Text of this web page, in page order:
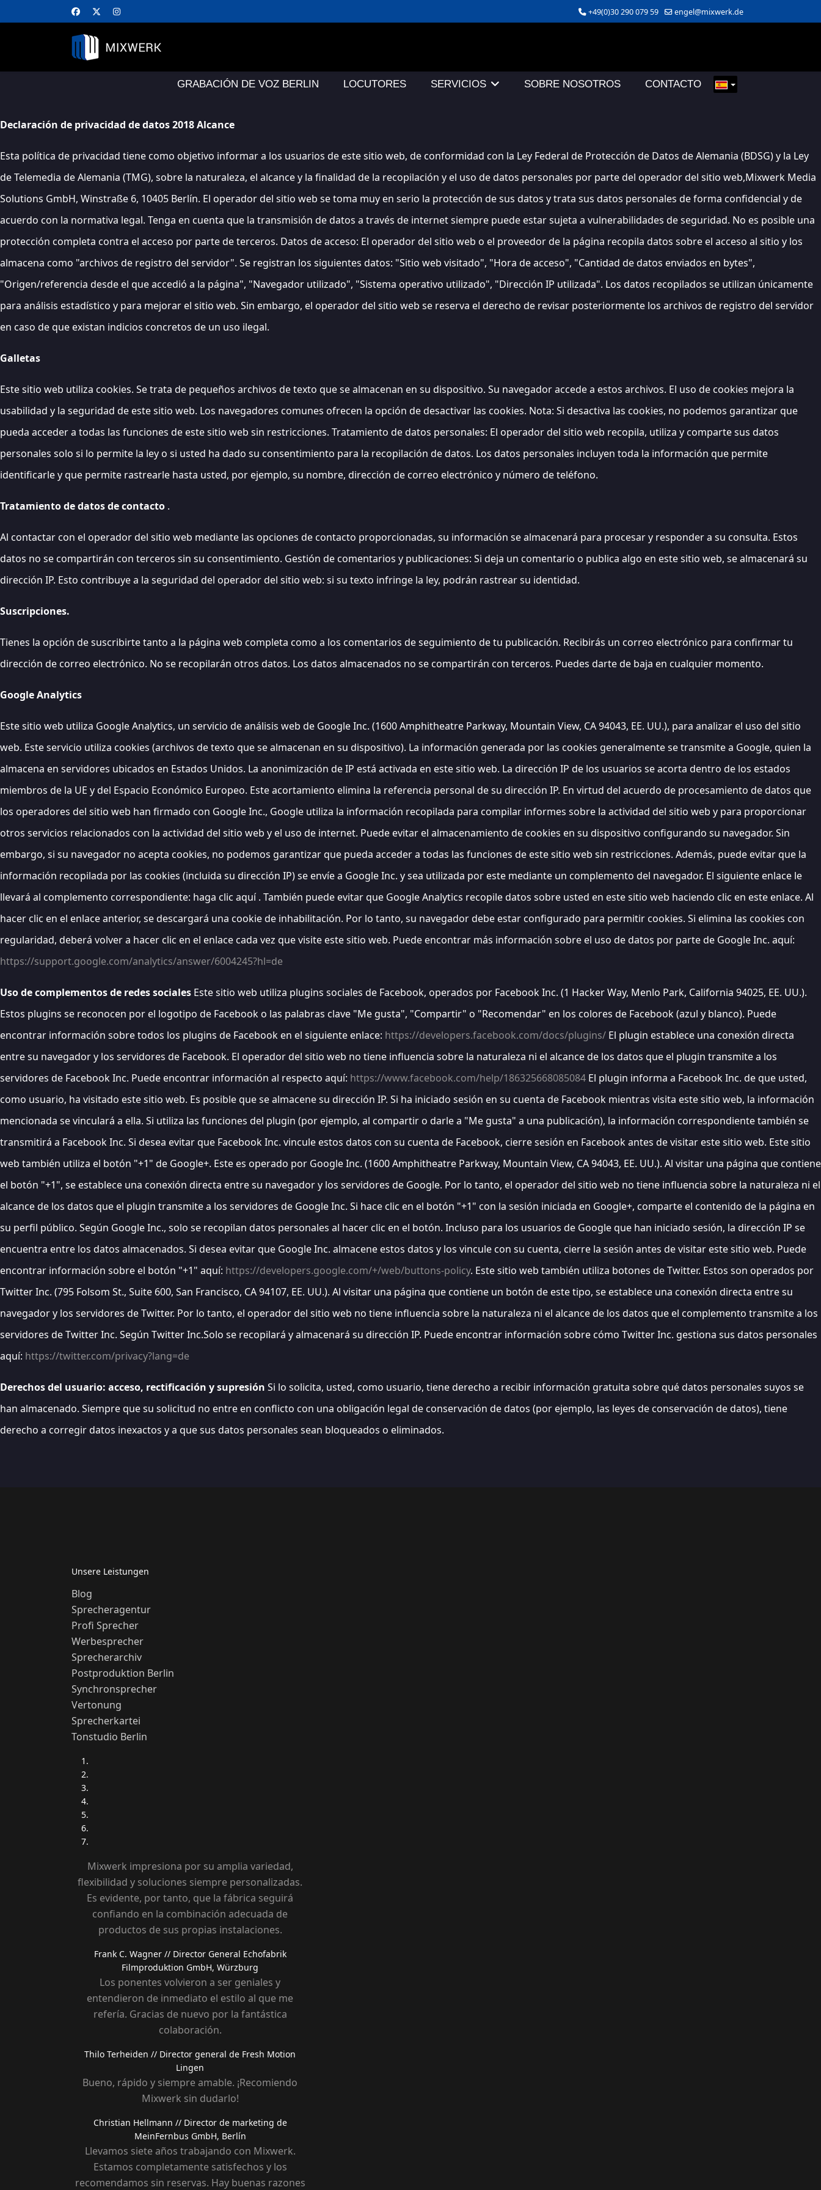
+49(0)30 290 079 59 engel@mixwerk.de
GRABACIÓN DE VOZ BERLIN LOCUTORES SERVICIOS SOBRE NOSOTROS CONTACTO
Declaración de privacidad de datos 2018 Alcance
Esta política de privacidad tiene como objetivo informar a los usuarios de este sitio web, de conformidad con la Ley Federal de Protección de Datos de Alemania (BDSG) y la Ley
de Telemedia de Alemania (TMG), sobre la naturaleza, el alcance y la finalidad de la recopilación y el uso de datos personales por parte del operador del sitio web,Mixwerk Media
Solutions GmbH, Winstraße 6, 10405 Berlín. El operador del sitio web se toma muy en serio la protección de sus datos y trata sus datos personales de forma confidencial y de
acuerdo con la normativa legal. Tenga en cuenta que la transmisión de datos a través de internet siempre puede estar sujeta a vulnerabilidades de seguridad. No es posible una
protección completa contra el acceso por parte de terceros. Datos de acceso: El operador del sitio web o el proveedor de la página recopila datos sobre el acceso al sitio y los
almacena como "archivos de registro del servidor". Se registran los siguientes datos: "Sitio web visitado", "Hora de acceso", "Cantidad de datos enviados en bytes",
"Origen/referencia desde el que accedió a la página", "Navegador utilizado", "Sistema operativo utilizado", "Dirección IP utilizada". Los datos recopilados se utilizan únicamente
para análisis estadístico y para mejorar el sitio web. Sin embargo, el operador del sitio web se reserva el derecho de revisar posteriormente los archivos de registro del servidor
en caso de que existan indicios concretos de un uso ilegal.
Galletas
Este sitio web utiliza cookies. Se trata de pequeños archivos de texto que se almacenan en su dispositivo. Su navegador accede a estos archivos. El uso de cookies mejora la
usabilidad y la seguridad de este sitio web. Los navegadores comunes ofrecen la opción de desactivar las cookies. Nota: Si desactiva las cookies, no podemos garantizar que
pueda acceder a todas las funciones de este sitio web sin restricciones. Tratamiento de datos personales: El operador del sitio web recopila, utiliza y comparte sus datos
personales solo si lo permite la ley o si usted ha dado su consentimiento para la recopilación de datos. Los datos personales incluyen toda la información que permite
identificarle y que permite rastrearle hasta usted, por ejemplo, su nombre, dirección de correo electrónico y número de teléfono.
Tratamiento de datos de contacto .
Al contactar con el operador del sitio web mediante las opciones de contacto proporcionadas, su información se almacenará para procesar y responder a su consulta. Estos
datos no se compartirán con terceros sin su consentimiento. Gestión de comentarios y publicaciones: Si deja un comentario o publica algo en este sitio web, se almacenará su
dirección IP. Esto contribuye a la seguridad del operador del sitio web: si su texto infringe la ley, podrán rastrear su identidad.
Suscripciones.
Tienes la opción de suscribirte tanto a la página web completa como a los comentarios de seguimiento de tu publicación. Recibirás un correo electrónico para confirmar tu
dirección de correo electrónico. No se recopilarán otros datos. Los datos almacenados no se compartirán con terceros. Puedes darte de baja en cualquier momento.
Google Analytics
Este sitio web utiliza Google Analytics, un servicio de análisis web de Google Inc. (1600 Amphitheatre Parkway, Mountain View, CA 94043, EE. UU.), para analizar el uso del sitio
web. Este servicio utiliza cookies (archivos de texto que se almacenan en su dispositivo). La información generada por las cookies generalmente se transmite a Google, quien la
almacena en servidores ubicados en Estados Unidos. La anonimización de IP está activada en este sitio web. La dirección IP de los usuarios se acorta dentro de los estados
miembros de la UE y del Espacio Económico Europeo. Este acortamiento elimina la referencia personal de su dirección IP. En virtud del acuerdo de procesamiento de datos que
los operadores del sitio web han firmado con Google Inc., Google utiliza la información recopilada para compilar informes sobre la actividad del sitio web y para proporcionar
otros servicios relacionados con la actividad del sitio web y el uso de internet. Puede evitar el almacenamiento de cookies en su dispositivo configurando su navegador. Sin
embargo, si su navegador no acepta cookies, no podemos garantizar que pueda acceder a todas las funciones de este sitio web sin restricciones. Además, puede evitar que la
información recopilada por las cookies (incluida su dirección IP) se envíe a Google Inc. y sea utilizada por este mediante un complemento del navegador. El siguiente enlace le
llevará al complemento correspondiente: haga clic aquí . También puede evitar que Google Analytics recopile datos sobre usted en este sitio web haciendo clic en este enlace. Al
hacer clic en el enlace anterior, se descargará una cookie de inhabilitación. Por lo tanto, su navegador debe estar configurado para permitir cookies. Si elimina las cookies con
regularidad, deberá volver a hacer clic en el enlace cada vez que visite este sitio web. Puede encontrar más información sobre el uso de datos por parte de Google Inc. aquí:
https://support.google.com/analytics/answer/6004245?hl=de
Uso de complementos de redes sociales Este sitio web utiliza plugins sociales de Facebook, operados por Facebook Inc. (1 Hacker Way, Menlo Park, California 94025, EE. UU.).
Estos plugins se reconocen por el logotipo de Facebook o las palabras clave "Me gusta", "Compartir" o "Recomendar" en los colores de Facebook (azul y blanco). Puede
encontrar información sobre todos los plugins de Facebook en el siguiente enlace: https://developers.facebook.com/docs/plugins/ El plugin establece una conexión directa
entre su navegador y los servidores de Facebook. El operador del sitio web no tiene influencia sobre la naturaleza ni el alcance de los datos que el plugin transmite a los
servidores de Facebook Inc. Puede encontrar información al respecto aquí: https://www.facebook.com/help/186325668085084 El plugin informa a Facebook Inc. de que usted,
como usuario, ha visitado este sitio web. Es posible que se almacene su dirección IP. Si ha iniciado sesión en su cuenta de Facebook mientras visita este sitio web, la información
mencionada se vinculará a ella. Si utiliza las funciones del plugin (por ejemplo, al compartir o darle a "Me gusta" a una publicación), la información correspondiente también se
transmitirá a Facebook Inc. Si desea evitar que Facebook Inc. vincule estos datos con su cuenta de Facebook, cierre sesión en Facebook antes de visitar este sitio web. Este sitio
web también utiliza el botón "+1" de Google+. Este es operado por Google Inc. (1600 Amphitheatre Parkway, Mountain View, CA 94043, EE. UU.). Al visitar una página que contiene
el botón "+1", se establece una conexión directa entre su navegador y los servidores de Google. Por lo tanto, el operador del sitio web no tiene influencia sobre la naturaleza ni el
alcance de los datos que el plugin transmite a los servidores de Google Inc. Si hace clic en el botón "+1" con la sesión iniciada en Google+, comparte el contenido de la página en
su perfil público. Según Google Inc., solo se recopilan datos personales al hacer clic en el botón. Incluso para los usuarios de Google que han iniciado sesión, la dirección IP se
encuentra entre los datos almacenados. Si desea evitar que Google Inc. almacene estos datos y los vincule con su cuenta, cierre la sesión antes de visitar este sitio web. Puede
encontrar información sobre el botón "+1" aquí: https://developers.google.com/+/web/buttons-policy. Este sitio web también utiliza botones de Twitter. Estos son operados por
Twitter Inc. (795 Folsom St., Suite 600, San Francisco, CA 94107, EE. UU.). Al visitar una página que contiene un botón de este tipo, se establece una conexión directa entre su
navegador y los servidores de Twitter. Por lo tanto, el operador del sitio web no tiene influencia sobre la naturaleza ni el alcance de los datos que el complemento transmite a los
servidores de Twitter Inc. Según Twitter Inc.Solo se recopilará y almacenará su dirección IP. Puede encontrar información sobre cómo Twitter Inc. gestiona sus datos personales
aquí: https://twitter.com/privacy?lang=de
Derechos del usuario: acceso, rectificación y supresión Si lo solicita, usted, como usuario, tiene derecho a recibir información gratuita sobre qué datos personales suyos se
han almacenado. Siempre que su solicitud no entre en conflicto con una obligación legal de conservación de datos (por ejemplo, las leyes de conservación de datos), tiene
derecho a corregir datos inexactos y a que sus datos personales sean bloqueados o eliminados.
Unsere Leistungen
Blog
Sprecheragentur
Profi Sprecher
Werbesprecher
Sprecherarchiv
Postproduktion Berlin
Synchronsprecher
Vertonung
Sprecherkartei
Tonstudio Berlin
Mixwerk impresiona por su amplia variedad,
flexibilidad y soluciones siempre personalizadas.
Es evidente, por tanto, que la fábrica seguirá
confiando en la combinación adecuada de
productos de sus propias instalaciones.
Frank C. Wagner // Director General Echofabrik
Filmproduktion GmbH, Würzburg
Los ponentes volvieron a ser geniales y
entendieron de inmediato el estilo al que me
refería. Gracias de nuevo por la fantástica
colaboración.
Thilo Terheiden // Director general de Fresh Motion
Lingen
Bueno, rápido y siempre amable. ¡Recomiendo
Mixwerk sin dudarlo!
Christian Hellmann // Director de marketing de
MeinFernbus GmbH, Berlín
Llevamos siete años trabajando con Mixwerk.
Estamos completamente satisfechos y los
recomendamos sin reservas. Hay buenas razones